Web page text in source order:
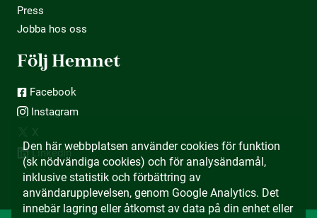
Press
Jobba hos oss
Följ Hemnet
Facebook
Instagram
X
LinkedIn
Den här webbplatsen använder cookies för funktion
(sk nödvändiga cookies) och för analysändamål,
inklusive statistik och förbättring av
användarupplevelsen, genom Google Analytics. Det
innebär lagring eller åtkomst av data på din enhet eller